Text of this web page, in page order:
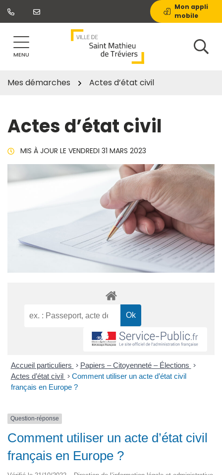
Aller
Mon appli
mobile
MENU
Mes démarches Actes d’état civil
Actes d’état civil
MIS À JOUR LE VENDREDI 31 MARS 2023
Accueil particuliers > Papiers – Citoyenneté – Élections >
Actes d’état civil > Comment utiliser un acte d’état civil
français en Europe ?
Question-réponse
Comment utiliser un acte d’état civil
français en Europe ?